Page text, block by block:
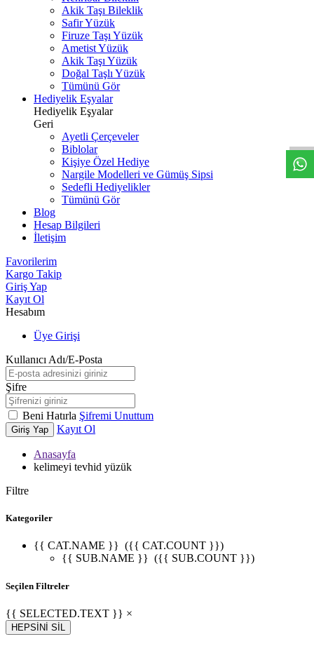
Akik Taşı Bileklik
Safir Yüzük
Firuze Taşı Yüzük
Ametist Yüzük
Akik Taşı Yüzük
Doğal Taşlı Yüzük
Tümünü Gör
Hediyelik Eşyalar
Hediyelik Eşyalar
Geri
Ayetli Çerçeveler
Biblolar
Kişiye Özel Hediye
Nargile Modelleri ve Gümüş Sipsi
Sedefli Hediyelikler
Tümünü Gör
Blog
Hesap Bilgileri
İletişim
Favorilerim
Kargo Takip
Giriş Yap
Kayıt Ol
Hesabım
Üye Girişi
Kullanıcı Adı/E-Posta
Şifre
Beni Hatırla Şifremi Unuttum
Giriş Yap Kayıt Ol
Anasayfa
kelimeyi tevhid yüzük
Filtre
Kategoriler
{{ CAT.NAME }} ({{ CAT.COUNT }})
{{ SUB.NAME }} ({{ SUB.COUNT }})
Seçilen Filtreler
{{ SELECTED.TEXT }} ×
HEPSİNİ SİL